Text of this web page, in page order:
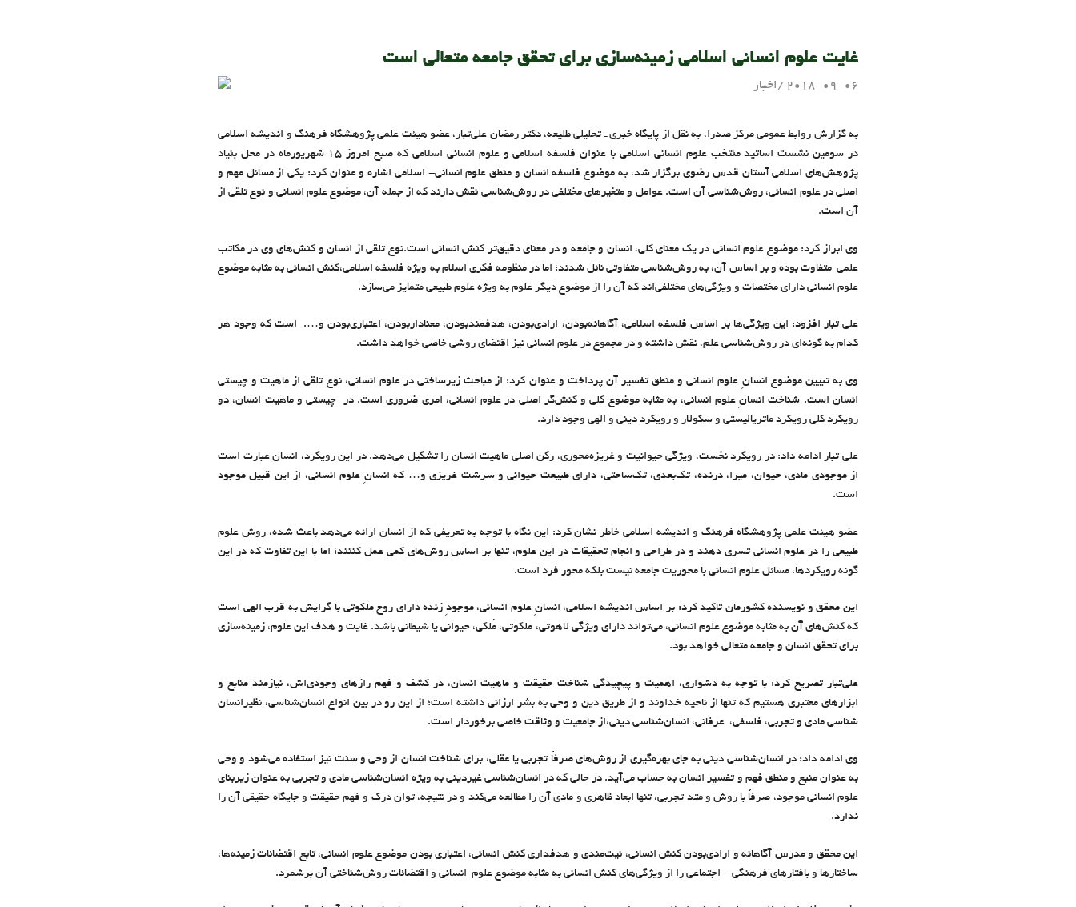
غایت علوم انسانی اسلامی زمینه‌سازی برای تحقق جامعه متعالی است
2018-09-06
admin
اخبار
به گزارش روابط عمومی مرکز صدرا، به نقل از پایگاه خبری ـ تحلیلی طلیعه، دکتر رمضان علی‌تبار، عضو هیئت علمی پژوهشگاه فرهنگ و اندیشه اسلامی
در سومین نشست اساتید منتخب علوم انسانی اسلامی با عنوان فلسفه اسلامی و علوم انسانی اسلامی که صبح امروز ۱۵ شهریورماه در محل بنیاد
پژوهش‌های اسلامی آستان قدس رضوی برگزار شد، به موضوع فلسفه انسان و منطق علوم انسانی- اسلامی اشاره و عنوان کرد: یکی از مسائل مهم و
اصلی در علوم انسانی، روش‌شناسی آن است. عوامل و متغیرهای مختلفی در روش‌شناسی نقش دارند که از جمله آن، موضوع علوم انسانی و نوع تلقی از
آن است.
وی ابراز کرد: موضوع علوم انسانی در یک معنای کلی، انسان و جامعه و در معنای دقیق‌تر کنش‌ انسانی است.نوع تلقی از انسان و کنش‌های وی در مکاتب
علمی متفاوت بوده و بر اساس آن، به روش‌شناسی متفاوتی نائل شدند؛ اما در منظومه فکری اسلام به ویژه فلسفه اسلامی،کنش انسانی به مثابه موضوع
علوم انسانی دارای مختصات و ویژگی‌های مختلفی‌اند که آن را از موضوع دیگر علوم به ویژه علوم طبیعی متمایز می‌سازد.
علی تبار افزود: این ویژگی‌ها بر اساس فلسفه اسلامی، آگاهانه‌بودن، ارادی‌بودن، هدفمند‌بودن، معناداربودن، اعتباری‌بودن و…. است که وجود هر
کدام به گونه‌ای در روش‌شناسی علم، نقش داشته و در مجموع در علوم انسانی نیز اقتضای روشی خاصی خواهد داشت.
وی به تبیین موضوع انسانِ علوم انسانی و منطق تفسیر آن پرداخت و عنوان کرد: از مباحث زیرساختی در علوم انسانی، نوع تلقی از ماهیت و چیستی
انسان است. شناخت انسانِ علوم انسانی، به مثابه موضوع کلی و کنش‌گر اصلی در علوم انسانی، امری ضروری است. در چیستی و ماهیت انسان، دو
رویکرد کلی رویکرد ماتریالیستی و سکولار و رویکرد دینی و الهی وجود دارد.
علی تبار ادامه داد: در رویکرد نخست، ویژگی حیوانیت و غریزه‌محوری، رکن اصلی ماهیت انسان را تشکیل می‌دهد. در این رویکرد، انسان عبارت است
از موجودی مادی، حیوان، میرا، درنده، تک‌بعدی، تک‌ساحتی، دارای طبیعت حیوانی و سرشت غریزی و… که انسانِ علوم انسانی، از این قبیل موجود
است.
عضو هیئت علمی پژوهشگاه فرهنگ و اندیشه اسلامی خاطر نشان کرد: این نگاه با توجه به تعریفی که از انسان ارائه می‌دهد باعث شده، روش علوم
طبیعی را در علوم انسانی تسری دهند و در طراحی و انجام تحقیقات در این علوم، تنها بر اساس روش‌های کمی عمل کننند؛ اما با این تفاوت که در این
گونه رویکردها، مسائل علوم انسانی با محوریت جامعه نیست بلکه محور فرد است.
این محقق و نویسنده کشورمان تاکید کرد: بر اساس اندیشه اسلامی، انسانِ علوم انسانی، موجودِ زنده دارای روح ملکوتی با گرایش به قرب الهی است
که کنش‌های آن به مثابه موضوع علوم انسانی، می‌تواند دارای ویژگی لاهوتی، ملکوتی، مُلکی، حیوانی یا شیطانی باشد. غایت و هدف این علوم، زمینه‌سازی
برای تحقق انسان و جامعه متعالی خواهد بود.
علی‌تبار تصریح کرد: با توجه به دشوارى، اهمیت و پیچیدگی شناخت حقیقت و ماهیت انسان، در کشف و فهم رازهاى وجودى‌اش، نیازمند منابع و
ابزارهای معتبری هستیم که تنها از ناحیه خداوند و از طریق دین و وحی به بشر ارزانی داشته است؛ از این رو در بین انواع انسان‌شناسی، نظیرانسان
‌شناسی مادی و تجربی، فلسفی، عرفانی، انسان‌شناسی دینی،از جامعیت و وثاقت خاصی برخوردار است.
وی ادامه داد: در انسان‌شناسی دینی به جای بهره‌گیری از روش‌های صرفاً تجربی یا عقلی، برای شناخت انسان از وحی و سنت نیز استفاده می‌شود و وحی
به عنوان منبع و منطق فهم و تفسیر انسان به حساب می‌آید. در حالی که در انسان‌شناسی غیردینی به ویژه انسان‌شناسی مادی و تجربی به عنوان زیربنای
علوم انسانی موجود، صرفاً با روش و متد تجربی، تنها ابعاد ظاهری و مادی آن را مطالعه می‌کند و در نتیجه، توان درک و فهم حقیقت و جایگاه حقیقی آن را
ندارد.
این محقق و مدرس آگاهانه و ارادی‌بودن کنش انسانی، نیت‌مندی و هدفداری کنش‌ انسانی، اعتباری بودن موضوع علوم انسانی، تابع اقتضائات زمینه‌ها،
ساختارها و بافتارهای فرهنگی – اجتماعی را از ویژگی‌های کنش انسانی به مثابه موضوع علوم انسانی و اقتضائات روش‌شناختی آن برشمرد.